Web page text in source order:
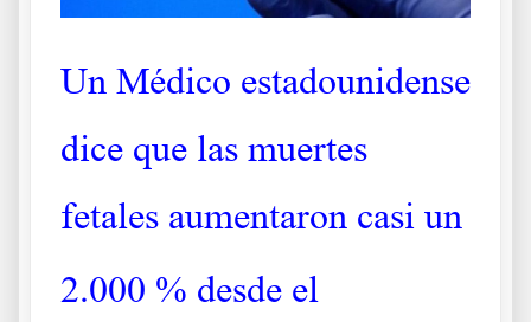
Un Médico estadounidense
dice que las muertes
fetales aumentaron casi un
2.000 % desde el